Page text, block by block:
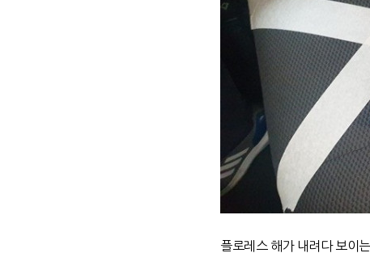
플로레스 해가 내려다 보이